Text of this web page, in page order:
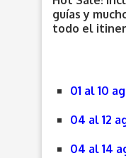
guías y
todo el
01 al 10
04 al 12
04 al 14